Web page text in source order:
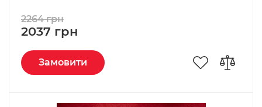
2037 грн
2264 грн
Замовити